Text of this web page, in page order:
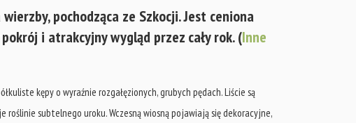
pochodząca ze Szkocji. Jest ceniona
i atrakcyjny wygląd przez cały rok. (Inne
kępy o wyraźnie rozgałęzionych, grubych pędach. Liście są
subtelnego uroku. Wczesną wiosną pojawiają się dekoracyjne,